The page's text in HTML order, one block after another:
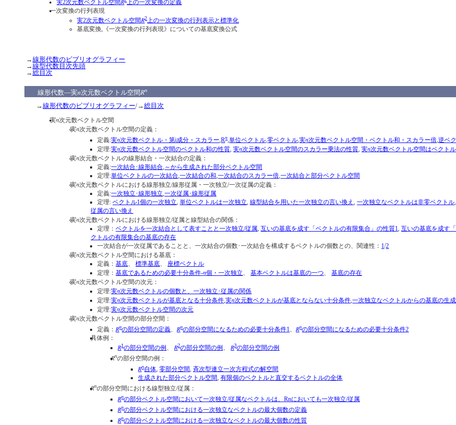
実2次元数ベクトル空間R 上の一次変換の定義
一次変換の行列表現
実2次元数ベクトル空間R2上の一次変換の行列表示と標準化
基底変換,《一次変換の行列表現》についての基底変換公式
→線形代数のビブリオグラフィー
→線型代数目次先頭
→総目次
線形代数―実n次元数ベクトル空間Rn
→線形代数のビブリオグラフィー/→総目次
実n次元数ベクトル空間
実n次元数ベクトル空間の定義：
定義:実n次元数ベクトル・第i成分・スカラー,Rn,単位ベクトル,零ベクトル,実n次元数ベクトル空間・ベクトル和・スカラー倍,逆ベ
定理:実n次元数ベクトル空間のベクトル和の性質,実n次元数ベクトル空間のスカラー乗法の性質,実n次元数ベクトル空間はベクト
実n次元数ベクトルの線形結合・一次結合の定義：
定義:一次結合･線形結合, ～から生成された部分ベクトル空間
定理:単位ベクトルの一次結合,一次結合の和,一次結合のスカラー倍,一次結合と部分ベクトル空間
実n次元数ベクトルにおける線形独立/線形従属・一次独立/一次従属の定義：
定義:一次独立･線形独立,一次従属･線形従属
定理:ベクトル1個の一次独立,単位ベクトルは一次独立,線型結合を用いた一次独立の言い換え,一次独立なベクトルは非零ベクトル
従属の言い換え
実n次元数ベクトルにおける線形独立/従属と線型結合の関係：
定理：ベクトルを一次結合として表すことと一次独立/従属,互いの基底を成す「ベクトルの有限集合」の性質1,互いの基底を成す
クトルの有限集合の基底の存在
一次結合が一次従属であることと、一次結合の個数･一次結合を構成するベクトルの個数との、関連性： 1/2
実n次元数ベクトル空間における基底：
定義：基底、標準基底、 座標ベクトル
定理：基底であるための必要十分条件-n個・一次独立、基本ベクトルは基底の一つ、基底の存在
実n次元数ベクトル空間の次元：
定理:実n次元数ベクトルの個数と、一次独立･従属の関係
定理:実n次元数ベクトルが基底となる十分条件,実n次元数ベクトルが基底とならない十分条件,一次独立なベクトルからの基底の生成
定理:実n次元数ベクトル空間の次元
実n次元数ベクトル空間の部分空間：
定義：Rnの部分空間の定義、Rnの部分空間になるための必要十分条件1、Rnの部分空間になるための必要十分条件2
具体例：
R1の部分空間の例 、R2の部分空間の例 、R3の部分空間の例
Rnの部分空間の例：
Rn自体,零部分空間,斉次型連立一次方程式の解空間
生成された部分ベクトル空間,有限個のベクトルと直交するベクトルの全体
Rnの部分空間における線型独立/従属：
Rnの部分ベクトル空間において一次独立/従属なベクトルは、Rnにおいても一次独立/従属
Rnの部分ベクトル空間における一次独立なベクトルの最大個数の定義
Rnの部分ベクトル空間における一次独立なベクトルの最大個数の性質